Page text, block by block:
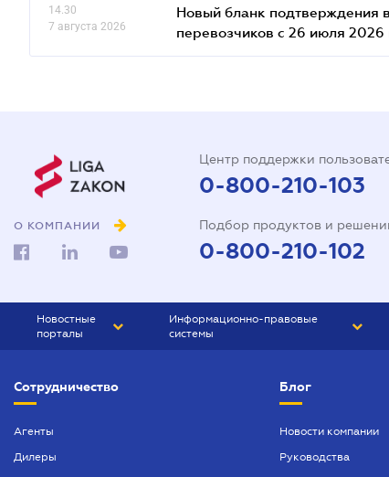
14.30
7 августа 2026
Новый бланк подтверждения
перевозчиков с 26 июля 2026
О КОМПАНИИ
Центр поддержки
0-800-210-103
Подбор продуктов и
0-800-210-102
Новостные
порталы
БИЗНЕС
Информационно-правовые
системы
БУХГАЛТЕР ПРОФ
Сотрудничество
Агенты
Дилеры
Блог
Новости компании
Руководства